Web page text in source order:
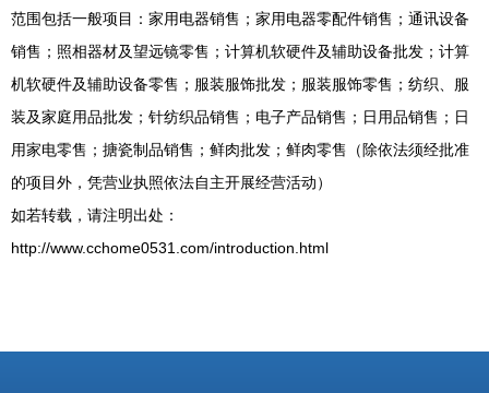
范围包括一般项目：家用电器销售；家用电器零配件销售；通讯设备
销售；照相器材及望远镜零售；计算机软硬件及辅助设备批发；计算
机软硬件及辅助设备零售；服装服饰批发；服装服饰零售；纺织、服
装及家庭用品批发；针纺织品销售；电子产品销售；日用品销售；日
用家电零售；搪瓷制品销售；鲜肉批发；鲜肉零售（除依法须经批准
的项目外，凭营业执照依法自主开展经营活动）
如若转载，请注明出处：
http://www.cchome0531.com/introduction.html